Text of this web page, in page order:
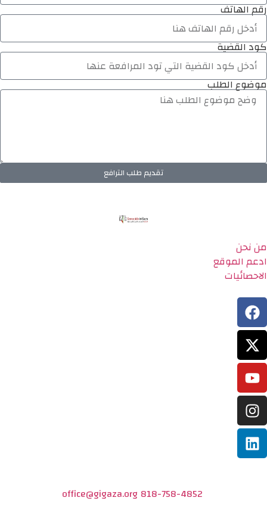
رقم الهاتف
كود القضية
موضوع الطلب
تقديم طلب الترافع
من نحن
ادعم الموقع
الاحصائيات
818-758-4852
office@gigaza.org